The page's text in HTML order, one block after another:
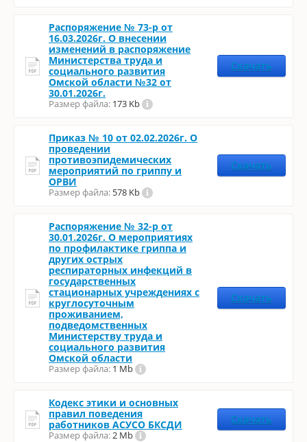
Распоряжение № 73-р от
16.03.2026г. О внесении
изменений в распоряжение
Министерства труда и
социального развития
Омской области №32 от
30.01.2026г.
Размер файла: 173 Kb
Скачать
Приказ № 10 от 02.02.2026г. О
проведении
противоэпидемических
мероприятий по гриппу и
ОРВИ
Размер файла: 578 Kb
Скачать
Распоряжение № 32-р от
30.01.2026г. О мероприятиях
по профилактике гриппа и
других острых
респираторных инфекций в
государственных
стационарных учреждениях с
круглосуточным
проживанием,
подведомственных
Министерству труда и
социального развития
Омской области
Размер файла: 1 Mb
Скачать
Кодекс этики и основных
правил поведения
работников АСУСО БКСДИ
Размер файла:2 Mb
Скачать